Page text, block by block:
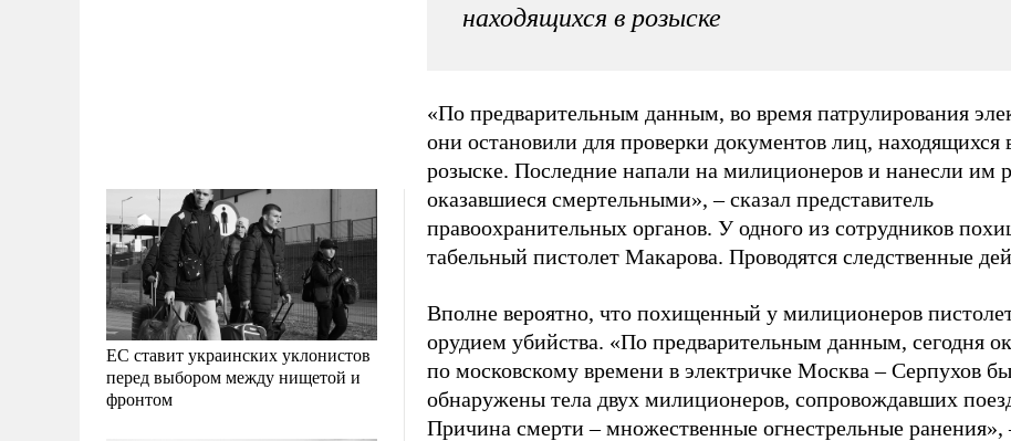
ЕС ставит украинских уклонистов
перед выбором между нищетой и
фронтом
находящихся в розыске
«По предварительным данным, во время патрулирования
они остановили для проверки документов лиц, находящихся
розыске. Последние напали на милиционеров и нанесли им
оказавшиеся смертельными», – сказал представитель
правоохранительных органов. У одного из сотрудников
табельный пистолет Макарова. Проводятся следственные
Вполне вероятно, что похищенный у милиционеров
орудием убийства. «По предварительным данным, сегодня
по московскому времени в электричке Москва – Серпухов
обнаружены тела двух милиционеров, сопровождавших
Причина смерти – множественные огнестрельные ранения»,